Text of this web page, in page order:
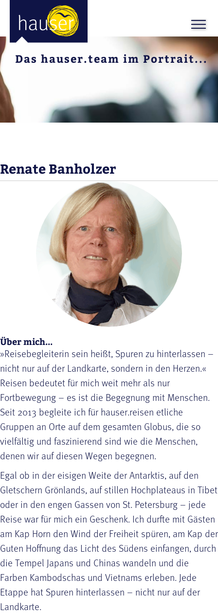
Das hauser.team im Portrait...
Renate Banholzer
Über mich...
»Reisebegleiterin sein heißt, Spuren zu hinterlassen –
nicht nur auf der Landkarte, sondern in den Herzen.«
Reisen bedeutet für mich weit mehr als nur
Fortbewegung – es ist die Begegnung mit Menschen.
Seit 2013 begleite ich für hauser.reisen etliche
Gruppen an Orte auf dem gesamten Globus, die so
vielfältig und faszinierend sind wie die Menschen,
denen wir auf diesen Wegen begegnen.
Egal ob in der eisigen Weite der Antarktis, auf den
Gletschern Grönlands, auf stillen Hochplateaus in Tibet
oder in den engen Gassen von St. Petersburg – jede
Reise war für mich ein Geschenk. Ich durfte mit Gästen
am Kap Horn den Wind der Freiheit spüren, am Kap der
Guten Hoffnung das Licht des Südens einfangen, durch
die Tempel Japans und Chinas wandeln und die
Farben Kambodschas und Vietnams erleben. Jede
Etappe hat Spuren hinterlassen – nicht nur auf der
Landkarte.